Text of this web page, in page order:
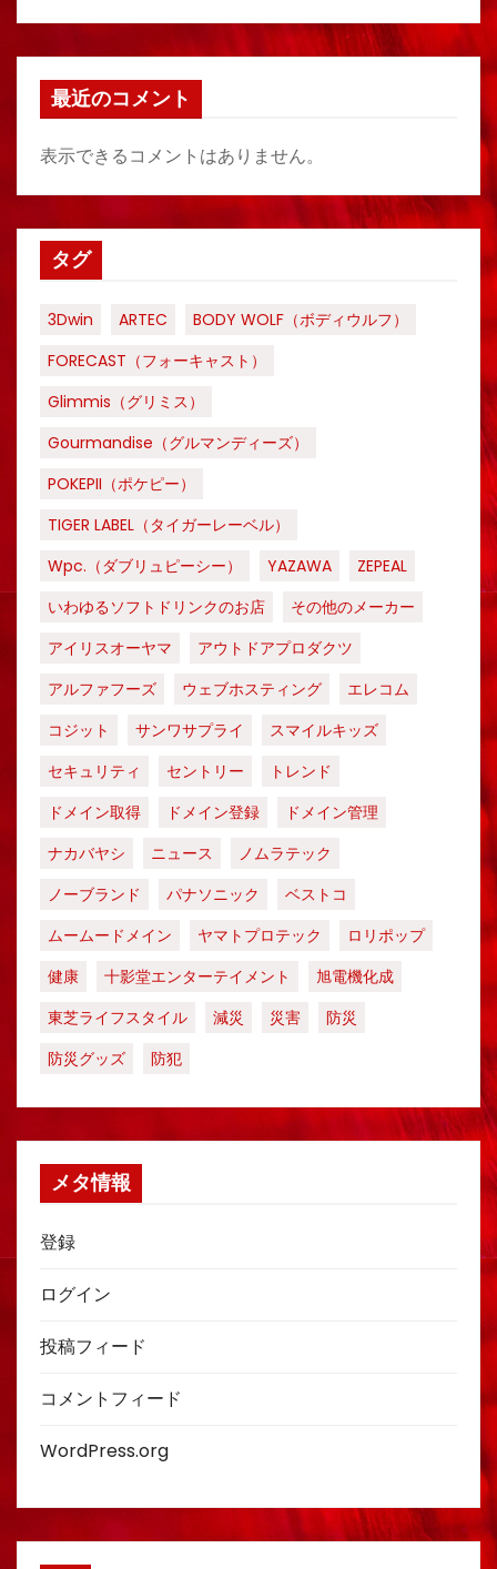
最近のコメント
表示できるコメントはありません。
タグ
3Dwin ARTEC
BODY WOLF（ボディウルフ）
FORECAST（フォーキャスト）
Glimmis（グリミス）
Gourmandise（グルマンディーズ）
POKEPII（ポケピー）
TIGER LABEL（タイガーレーベル）
Wpc.（ダブリュピーシー）
YAZAWA
ZEPEAL
いわゆるソフトドリンクのお店
その他のメーカー
アイリスオーヤマ
アウトドアプロダクツ
アルファフーズ
ウェブホスティング
エレコム
コジット
サンワサプライ
スマイルキッズ
セキュリティ
セントリー
トレンド
ドメイン取得
ドメイン登録
ドメイン管理
ナカバヤシ
ニュース
ノムラテック
ノーブランド
パナソニック
ベストコ
ムームードメイン
ヤマトプロテック
ロリポップ
健康
十影堂エンターテイメント
旭電機化成
東芝ライフスタイル
減災 災害
防災
防災グッズ
防犯
メタ情報
登録
ログイン
投稿フィード
コメントフィード
WordPress.org